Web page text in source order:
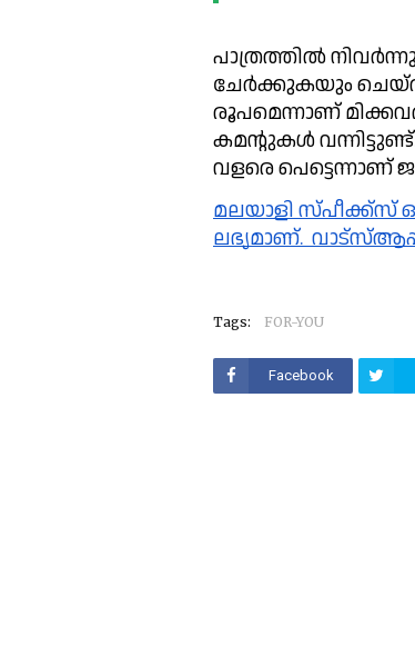
പാത്രത്തിൽ
ചേർക്കുകയും
രൂപമെന്നാണ്
കമന്റുകൾ
വളരെ പെട്ടെന്നാണ്
മലയാളി സ്പീക്ക്സ്‌ ഓൺലൈൻ വാർത്തകൾ വാട്സാപ്പ് ഗ്രൂപ്പിലും
ലഭ്യമാണ്.
Tags: FOR-YOU
Facebook